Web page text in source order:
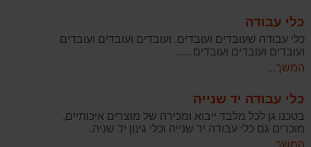
כלי עבודה
כלי עבודה שעובדים ועובדים. ועובדים ועובדים ועובדים
ועובדים ועובדים ועובדים…..
המשך...
כלי עבודה יד שנייה
בטכנו גן לכל מלבד ייבוא ומכירה של מוצרים איכותיים,
מוכרים גם כלי עבודה יד שנייה וכלי גינון יד שניה.
המשך...